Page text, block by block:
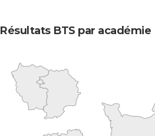
Résultats BTS par académie